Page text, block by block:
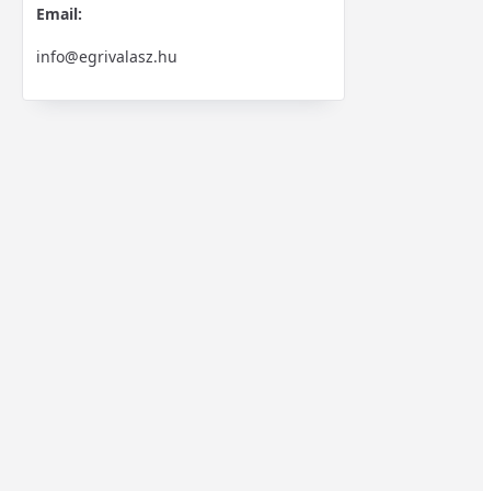
Email:
info@egrivalasz.hu